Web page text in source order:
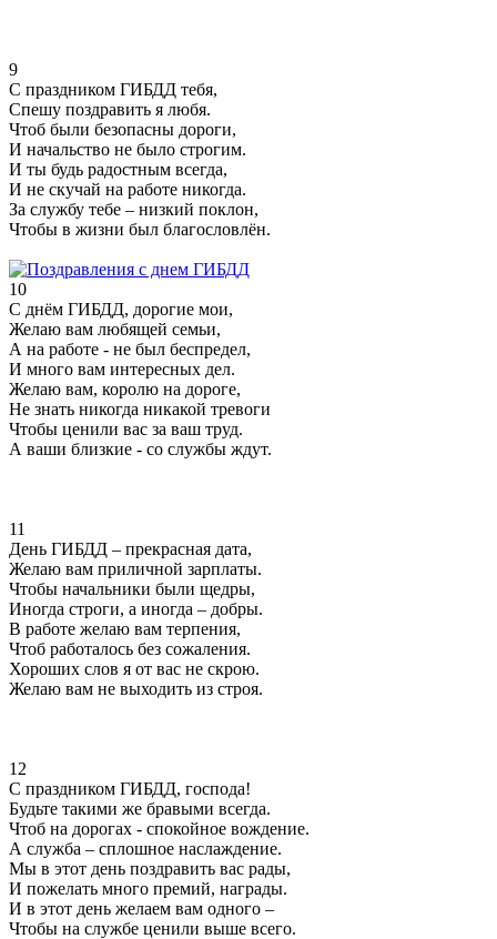
9
С праздником ГИБДД тебя,
Спешу поздравить я любя.
Чтоб были безопасны дороги,
И начальство не было строгим.
И ты будь радостным всегда,
И не скучай на работе никогда.
За службу тебе – низкий поклон,
Чтобы в жизни был благословлён.
10
С днём ГИБДД, дорогие мои,
Желаю вам любящей семьи,
А на работе - не был беспредел,
И много вам интересных дел.
Желаю вам, королю на дороге,
Не знать никогда никакой тревоги
Чтобы ценили вас за ваш труд.
А ваши близкие - со службы ждут.
11
День ГИБДД – прекрасная дата,
Желаю вам приличной зарплаты.
Чтобы начальники были щедры,
Иногда строги, а иногда – добры.
В работе желаю вам терпения,
Чтоб работалось без сожаления.
Хороших слов я от вас не скрою.
Желаю вам не выходить из строя.
12
С праздником ГИБДД, господа!
Будьте такими же бравыми всегда.
Чтоб на дорогах - спокойное вождение.
А служба – сплошное наслаждение.
Мы в этот день поздравить вас рады,
И пожелать много премий, награды.
И в этот день желаем вам одного –
Чтобы на службе ценили выше всего.